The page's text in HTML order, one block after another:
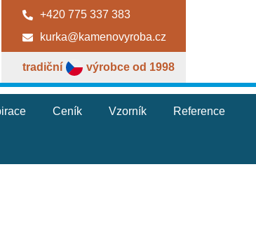
+420 775 337 383
kurka@kamenovyroba.cz
tradiční výrobce od 1998
Ceník Vzorník Reference